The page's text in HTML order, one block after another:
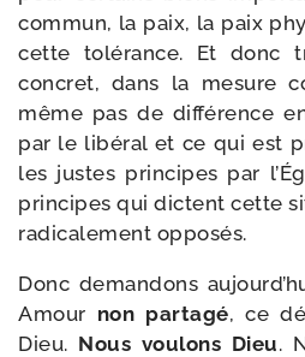
com­mun, la paix, la paix
cette tolé­rance. Et donc
concret, dans la mesure
même pas de dif­fé­rence
par le libé­ral et ce qui est
les justes prin­cipes par
prin­cipes qui dictent cette
radi­ca­le­ment opposés.
Donc deman­dons
Amour non par­ta­gé, ce
Dieu. Nous vou­lons Dieu.